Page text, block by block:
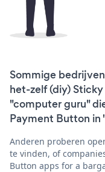
Sommige
het-zelf (diy)
"computer guru"
Payment Button in
Anderen proberen
te vinden, of
Button apps for a